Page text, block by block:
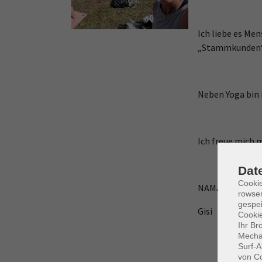
Ich liebe es
Neben Yoga
Ich freue mich
NAMASTE
Gisi
Ihr
Surf-
von